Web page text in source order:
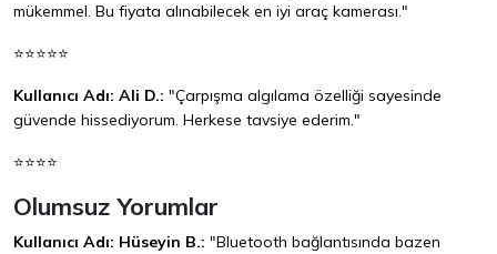
mükemmel. Bu fiyata alınabilecek en iyi araç kamerası."
⭐⭐⭐⭐⭐
Kullanıcı Adı: Ali D.: "Çarpışma algılama özelliği sayesinde
güvende hissediyorum. Herkese tavsiye ederim."
⭐⭐⭐⭐
Olumsuz Yorumlar
Kullanıcı Adı: Hüseyin B.: "Bluetooth bağlantısında bazen